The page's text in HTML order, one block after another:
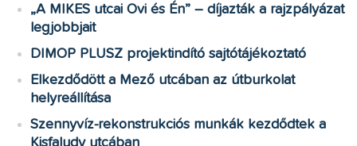
„A MIKES utcai Ovi és Én” – díjazták a rajzpályázat
legjobbjait
DIMOP PLUSZ projektindító sajtótájékoztató
Elkezdődött a Mező utcában az útburkolat
helyreállítása
Szennyvíz-rekonstrukciós munkák kezdődtek a
Kisfaludy utcában